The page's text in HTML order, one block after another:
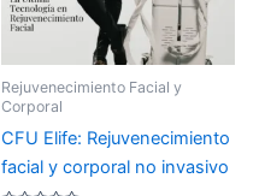
Rejuvenecimiento Facial y
Corporal
CFU Elife: Rejuvenecimiento
facial y corporal no invasivo